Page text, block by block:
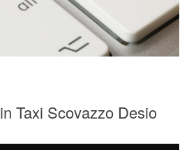
Taxi Scovazzo Desio